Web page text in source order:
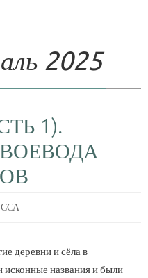
2025
1).
деревни и сёла в
названия и были